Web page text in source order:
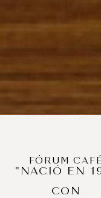
FÓRUM CAFÉ
"NACIÓ EN
CON